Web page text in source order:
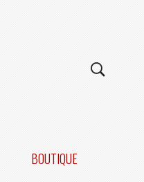
BOUTIQUE